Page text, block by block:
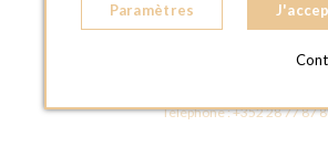
BOUTIQUE OPTIONS
L - 1842 HOWALD
Téléphone :+352 28 77 87
Paramètres